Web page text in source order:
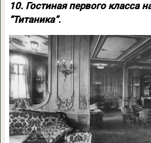
10. Гостиная первого класса
“Титаника”.